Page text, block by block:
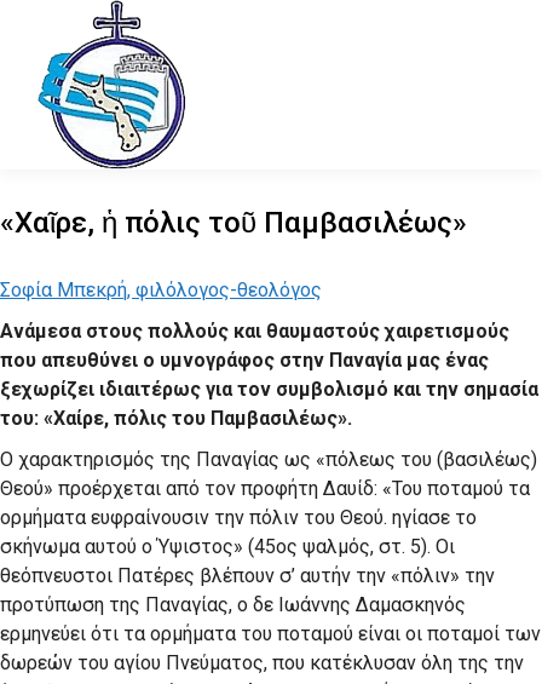
«Χαῖρε, ἡ πόλις τοῦ Παμβασιλέως»
Σοφία Μπεκρή, φιλόλογος-θεολόγος
Ανάμεσα στους πολλούς και θαυμαστούς χαιρετισμούς
που απευθύνει ο υμνογράφος στην Παναγία μας ένας
ξεχωρίζει ιδιαιτέρως για τον συμβολισμό και την σημασία
του: «Χαίρε, πόλις του Παμβασιλέως».
Ο χαρακτηρισμός της Παναγίας ως «πόλεως του (βασιλέως)
Θεού» προέρχεται από τον προφήτη Δαυίδ: «Του ποταμού τα
ορμήματα ευφραίνουσιν την πόλιν του Θεού. ηγίασε το
σκήνωμα αυτού ο Ύψιστος» (45ος ψαλμός, στ. 5). Οι
θεόπνευστοι Πατέρες βλέπουν σ’ αυτήν την «πόλιν» την
προτύπωση της Παναγίας, ο δε Ιωάννης Δαμασκηνός
ερμηνεύει ότι τα ορμήματα του ποταμού είναι οι ποταμοί των
δωρεών του αγίου Πνεύματος, που κατέκλυσαν όλη της την